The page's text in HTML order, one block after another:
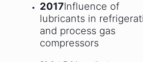
2017Influence of
lubricants in
and process gas
compressors